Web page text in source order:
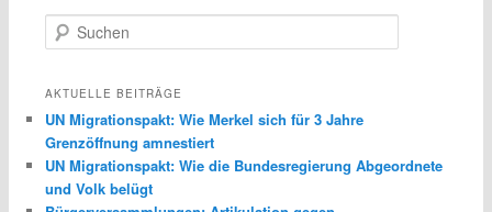
u
h
n
AKTUELLE BEITRÄGE
UN Migrationspakt: Wie Merkel sich für 3 Jahre
Grenzöffnung amnestiert
UN Migrationspakt: Wie die Bundesregierung Abgeordnete
und Volk belügt